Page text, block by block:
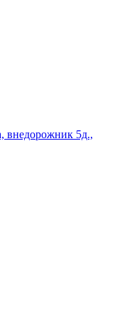
внедорожник 5д.,